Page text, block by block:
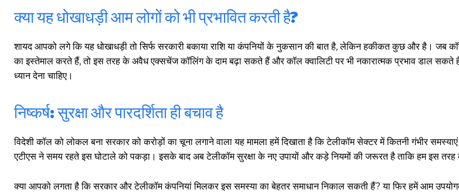
गुरुग्राम साइबर पुलिस ने बीते छह महीने में 18 बैंक कर्मचारियों को किया गिरफ्तार
इन लोगों ने लालच में आकर बैंक खाते खोलकर साइबर ठगों को उपलब्ध कराए
हर खाते के बदले मिलते थे 20 से 25 हजार
क्या यह धोखाधड़ी आम लोगों को भी प्रभावित करती है?
शायद आपको लगे कि यह धोखाधड़ी तो सिर्फ सरकारी बकाया राशि या कंपनियों के नुकसान की बात है, लेकिन हकीकत कुछ और है। जब
का इस्तेमाल करते हैं, तो इस तरह के अवैध एक्सचेंज कॉलिंग के दाम बढ़ा सकते हैं और कॉल क्वालिटी पर भी नकारात्मक प्रभाव डाल सकते
ध्यान देना चाहिए।
निष्कर्ष: सुरक्षा और पारदर्शिता ही बचाव है
विदेशी कॉल को लोकल बना सरकार को करोड़ों का चूना लगाने वाला यह मामला हमें दिखाता है कि टेलीकॉम सेक्टर में कितनी गंभीर
एटीएस ने समय रहते इस घोटाले को पकड़ा। इसके बाद अब टेलीकॉम सुरक्षा के नए उपायों और कड़े नियमों की जरूरत है ताकि हम इस
क्या आपको लगता है कि सरकार और टेलीकॉम कंपनियां मिलकर इस समस्या का बेहतर समाधान निकाल सकती हैं? या फिर हमें आम